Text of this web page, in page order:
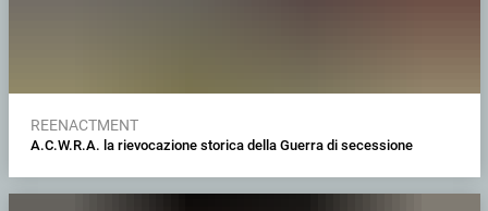
REENACTMENT
A.C.W.R.A. la rievocazione storica della Guerra di secessione